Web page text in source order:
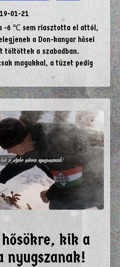
01-21
-6 ℃ sem riasztotta el attól,
a Don-kanyar hősei
töltöttek a szabadban.
magukkal, a tüzet pedig
hősökre, kik a
nyugszanak!